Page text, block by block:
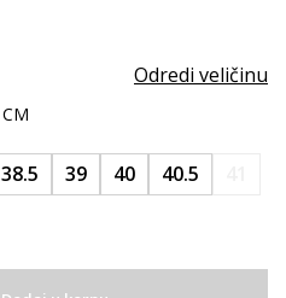
Odredi veličinu
38.5 39 40 40.5